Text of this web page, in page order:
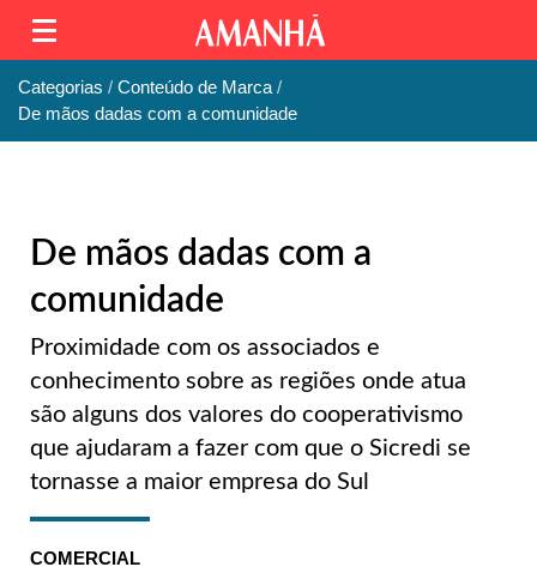
Categorias
Conteúdo de Marca
De mãos dadas com a comunidade
De mãos dadas com a
comunidade
Proximidade com os associados e
conhecimento sobre as regiões onde atua
são alguns dos valores do cooperativismo
que ajudaram a fazer com que o Sicredi se
tornasse a maior empresa do Sul
COMERCIAL